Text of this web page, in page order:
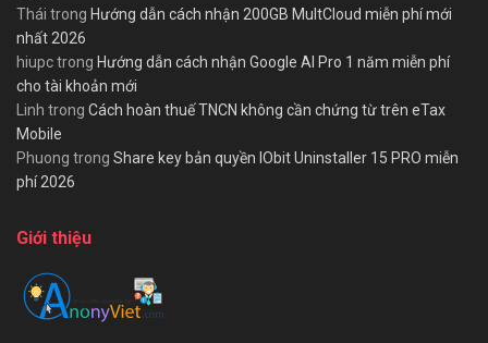
Thái trong Hướng dẫn cách nhận 200GB MultCloud miễn phí mới
nhất 2026
hiupctrong Hướng dẫn cách nhận Google AI Pro 1 năm miễn phí
cho tài khoản mới
Linh trong Cách hoàn thuế TNCN không cần chứng từ trên eTax
Mobile
Phuong trong Share key bản quyền IObit Uninstaller 15 PRO miễn
phí 2026
Giới thiệu